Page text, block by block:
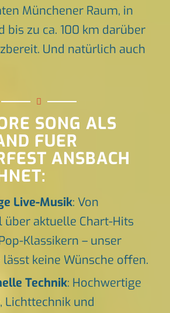
Münchener Raum, in
bis zu ca. 100 km darüber
Und natürlich auch
SONG ALS
FUER
ANSBACH
Live-Musik: Von
über aktuelle Chart-Hits
Klassikern – unser
keine Wünsche offen.
Technik: Hochwertige
Lichttechnik und